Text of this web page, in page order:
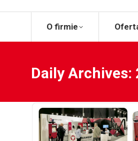
O firmie
Daily Archives: